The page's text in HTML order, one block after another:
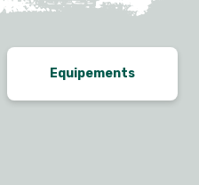
Equipements